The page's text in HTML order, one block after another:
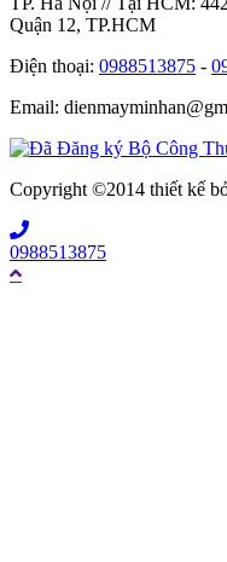
Quận 12, TP.HCM
Điện thoại: 0988513875 -
Email:
Copyright ©2014 thiết kế
0988513875